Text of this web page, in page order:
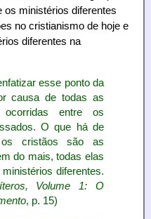
os ministérios diferentes
no cristianismo de hoje e
diferentes na
esse ponto da
causa de todas as
entre os
O que há de
cristãos são as
do mais, todas elas
diferentes.
Volume 1: O
, p. 15)